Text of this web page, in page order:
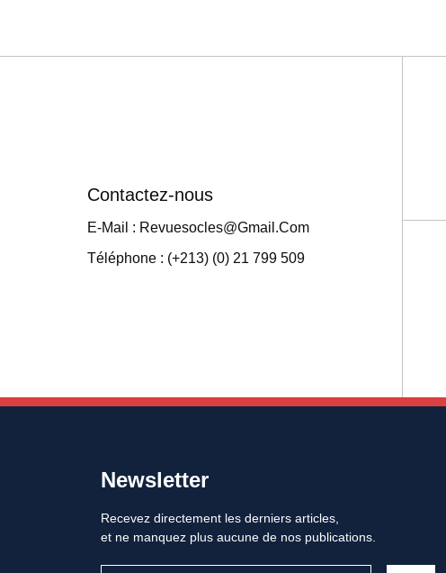
Contactez-nous
E-Mail : Revuesocles@gmail.com
Téléphone : (+213) (0) 21 799 509
Newsletter
Recevez directement les derniers articles,
et ne manquez plus aucune de nos publications.